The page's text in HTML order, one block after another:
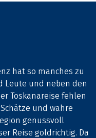
hat so manches zu
Leute und neben den
Toskanareise fehlen
und wahre
genussvoll
Reise goldrichtig. Da